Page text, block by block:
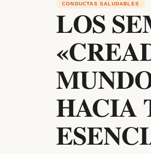
CONDUCTAS SALUDABLES
LOS
HACIA